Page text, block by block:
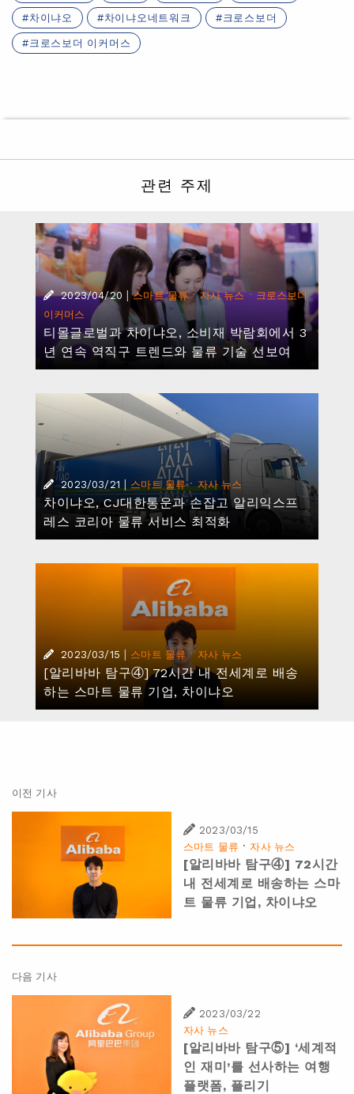
차이냐오 차이냐오네트워크 크로스보더
크로스보더 이커머스
관련 주제
2023/04/20 스마트 물류·자사 뉴스·크로스보더
이커머스
티몰글로벌과 차이냐오, 소비재 박람회에서 3
년 연속 역직구 트렌드와 물류 기술 선보여
2023/03/21 스마트 물류·자사 뉴스
차이냐오, CJ대한통운과 손잡고 알리익스프
레스 코리아 물류 서비스 최적화
2023/03/15 스마트 물류 ·자사 뉴스
[알리바바 탐구④] 72시간 내 전세계로 배송
하는 스마트 물류 기업, 차이냐오
이전 기사
2023/03/15
스마트 물류 ·자사 뉴스
[알리바바 탐구④] 72시간
내 전세계로 배송하는 스마
트 물류 기업, 차이냐오
다음 기사
2023/03/22
자사 뉴스
[알리바바 탐구⑤] ‘세계적
인 재미’를 선사하는 여행
플랫폼, 플리기